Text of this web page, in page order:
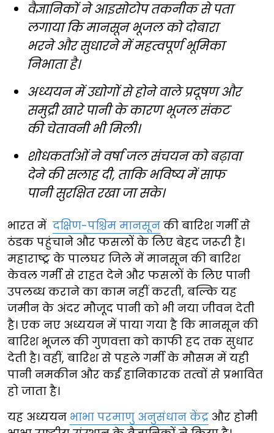
वैज्ञानिकों ने आइसोटोप तकनीक से पता
लगाया कि मानसून भूजल को दोबारा
भरने और सुधारने में महत्वपूर्ण भूमिका
निभाता है।
अध्ययन में उद्योगों से होने वाले प्रदूषण और
समुद्री खारे पानी के कारण भूजल संकट
की चेतावनी भी मिली।
शोधकर्ताओं ने वर्षा जल संचयन को बढ़ावा
देने की सलाह दी, ताकि भविष्य में साफ
पानी सुरक्षित रखा जा सके।
भारत में दक्षिण-पश्चिम मानसून की बारिश गर्मी से
ठंडक पहुंचाने और फसलों के लिए बेहद जरूरी है।
महाराष्ट्र के पालघर जिले में मानसून की बारिश
केवल गर्मी से राहत देने और फसलों के लिए पानी
उपलब्ध कराने का काम नहीं करती, बल्कि यह
जमीन के अंदर मौजूद पानी को भी नया जीवन देती
है। एक नए अध्ययन में पाया गया है कि मानसून की
बारिश भूजल की गुणवत्ता को काफी हद तक सुधार
देती है। वहीं, बारिश से पहले गर्मी के मौसम में यही
पानी नमकीन और कई हानिकारक तत्वों से प्रभावित
हो जाता है।
यह अध्ययन भाभा परमाणु अनुसंधान केंद्र और होमी